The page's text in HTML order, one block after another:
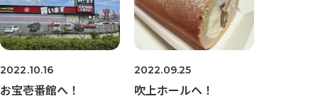
2022.10.16
お宝壱番館へ！
2022.09.25
吹上ホールへ！